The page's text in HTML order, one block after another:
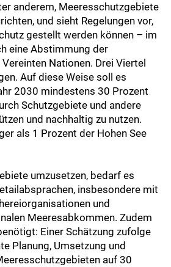
anderem, Meeresschutzgebiete
und sieht Regelungen vor,
gestellt werden können – im
eine Abstimmung der
Nationen. Drei Viertel
Auf diese Weise soll es
2030 mindestens 30 Prozent
Schutzgebiete und andere
und nachhaltig zu nutzen.
als 1 Prozent der Hohen See
umzusetzen, bedarf es
insbesondere mit
und
Meeresabkommen. Zudem
Einer Schätzung zufolge
Planung, Umsetzung und
auf 30